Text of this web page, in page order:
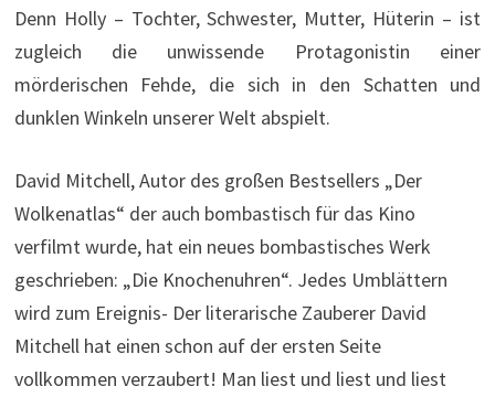
Denn Holly – Tochter, Schwester, Mutter, Hüterin – ist
zugleich die unwissende Protagonistin einer
mörderischen Fehde, die sich in den Schatten und
dunklen Winkeln unserer Welt abspielt.
David Mitchell, Autor des großen Bestsellers „Der
Wolkenatlas“ der auch bombastisch für das Kino
verfilmt wurde, hat ein neues bombastisches Werk
geschrieben: „Die Knochenuhren“. Jedes Umblättern
wird zum Ereignis- Der literarische Zauberer David
Mitchell hat einen schon auf der ersten Seite
vollkommen verzaubert! Man liest und liest und liest